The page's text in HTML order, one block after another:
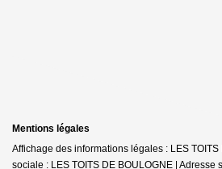
Mentions légales
Affichage des informations légales : LES
sociale : LES TOITS DE BOULOGNE |